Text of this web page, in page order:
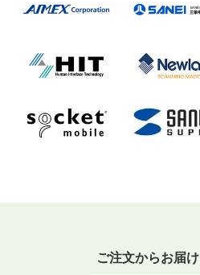
ご注文からお届